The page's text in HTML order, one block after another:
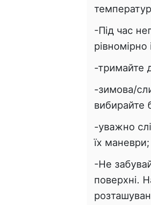
-Під час
-тримайте
-зимова/
вибирайте
-уважно
їх маневри;
-Не
поверхні.